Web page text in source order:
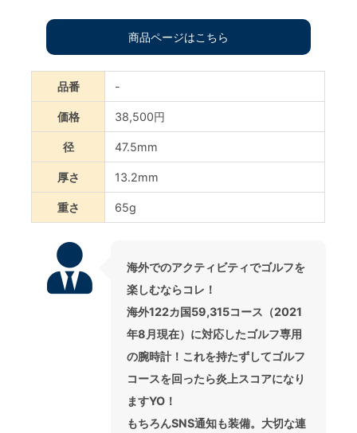
商品ページはこちら
品番 -
価格 38,500円
径 47.5mm
厚さ 13.2mm
重さ 65g
海外でのアクティビティでゴルフを
楽しむならコレ！
海外122カ国59,315コース（2021
年8月現在）に対応したゴルフ専用
の腕時計！これを持たずしてゴルフ
コースを回ったら炎上スコアになり
ますYO！
もちろんSNS通知も装備。大切な連